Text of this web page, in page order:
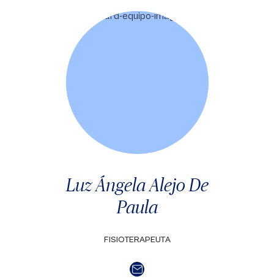
Luz Ángela Alejo De
Paula
FISIOTERAPEUTA